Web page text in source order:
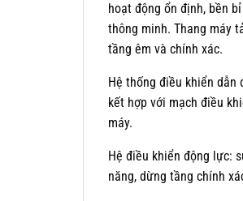
hoạt động ổn định, bền
thông minh. Thang máy
tầng êm và chính xác.
Hệ thống điều khiển dẫn
kết hợp với mạch điều
máy.
Hệ điều khiển động lực:
năng, dừng tầng chính